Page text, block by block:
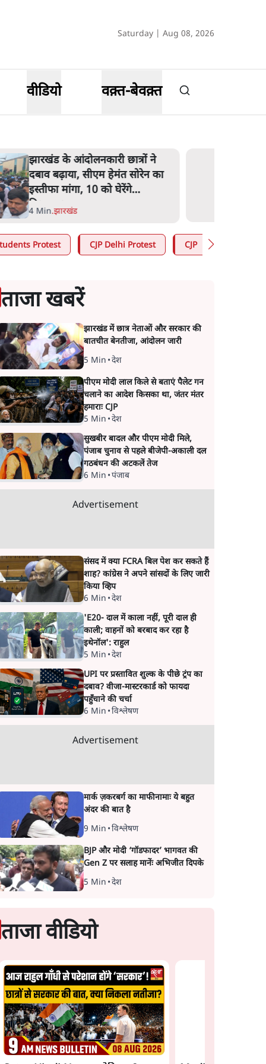
Saturday | Aug 08, 2026
वीडियो वक़्त-बेवक़्त
झारखंड के आंदोलनकारी छात्रों ने
दबाव बढ़ाया, सीएम हेमंत सोरेन का
इस्तीफा मांगा, 10 को घेरेंगे
विधानसभा
4 Min.झारखंड
Protest CJP Delhi Protest CJP
ताजा खबरें
झारखंड में छात्र नेताओं और सरकार की
बातचीत बेनतीजा, आंदोलन जारी
5 Min •देश
पीएम मोदी लाल किले से बताएं पैलेट गन
चलाने का आदेश किसका था, जंतर मंतर
हमाराः CJP
5 Min •देश
सुखबीर बादल और पीएम मोदी मिले,
पंजाब चुनाव से पहले बीजेपी-अकाली दल
गठबंधन की अटकलें तेज
6 Min •पंजाब
Advertisement
संसद में क्या FCRA बिल पेश कर सकते हैं
शाह? कांग्रेस ने अपने सांसदों के लिए जारी
किया व्हिप
6 Min •देश
'E20- दाल में काला नहीं, पूरी दाल ही
काली; वाहनों को बरबाद कर रहा है
इथेनॉल': राहुल
5 Min •देश
UPI पर प्रस्तावित शुल्क के पीछे ट्रंप का
दबाव? वीजा-मास्टरकार्ड को फायदा
पहुँचाने की चर्चा
6 Min •विश्लेषण
Advertisement
मार्क ज़करबर्ग का माफीनामाः ये बहुत
अंदर की बात है
9 Min •विश्लेषण
BJP और मोदी ‘गॉडफादर’ भागवत की
Gen Z पर सलाह मानेंः अभिजीत दिपके
5 Min •देश
ताजा वीडियो